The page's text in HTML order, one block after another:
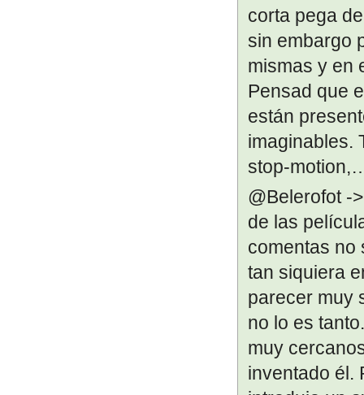
corta pega
sin embargo
mismas y en
Pensad que
están
imaginables.
stop-
@Belerofot -
de las
comentas no
tan siquiera
parecer muy
no lo es
muy
inventado él.